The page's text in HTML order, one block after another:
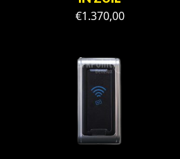
€1.370,00